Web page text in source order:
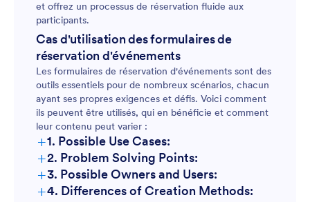
et offrez un processus de réservation fluide aux
participants.
Cas d'utilisation des formulaires de
réservation d'événements
Les formulaires de réservation d'événements sont des
outils essentiels pour de nombreux scénarios, chacun
ayant ses propres exigences et défis. Voici comment
ils peuvent être utilisés, qui en bénéficie et comment
leur contenu peut varier :
+1. Possible Use Cases:
+2. Problem Solving Points:
+3. Possible Owners and Users:
+4. Differences of Creation Methods: